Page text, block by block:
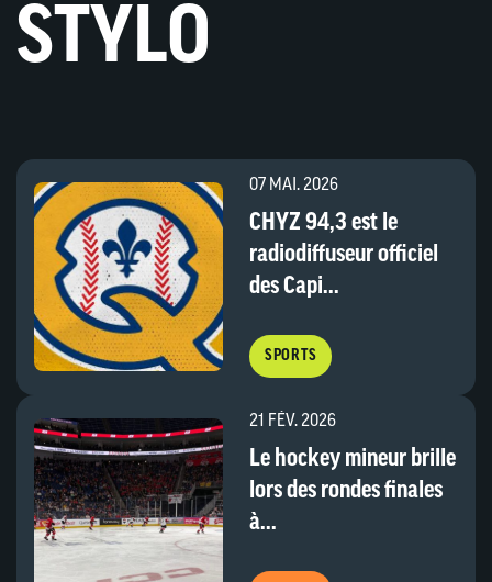
STYLO
07 MAI. 2026
CHYZ 94,3 est le
radiodiffuseur officiel
des Capi...
SPORTS
21 FÉV. 2026
Le hockey mineur brille
lors des rondes finales
à...